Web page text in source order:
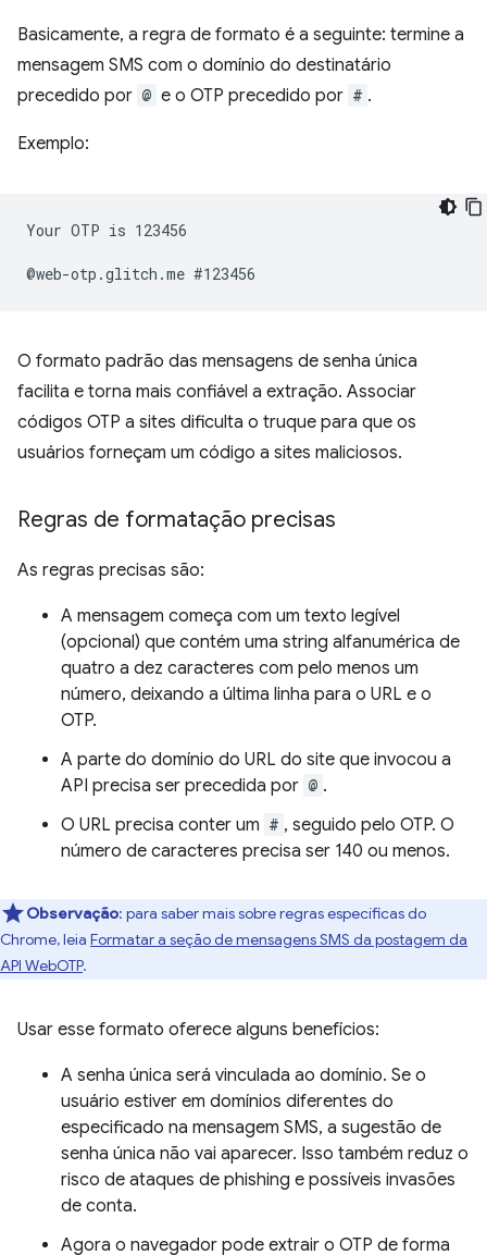
Basicamente, a regra de formato é a seguinte: termine a
mensagem SMS com o domínio do destinatário
precedido por @ e o OTP precedido por # .
Exemplo:
Your OTP is 123456
O formato padrão das mensagens de senha única
facilita e torna mais confiável a extração. Associar
códigos OTP a sites dificulta o truque para que os
usuários forneçam um código a sites maliciosos.
Regras de formatação precisas
As regras precisas são:
A mensagem começa com um texto legível
(opcional) que contém uma string alfanumérica de
quatro a dez caracteres com pelo menos um
número, deixando a última linha para o URL e o
OTP.
A parte do domínio do URL do site que invocou a
API precisa ser precedida por @ .
O URL precisa conter um # , seguido pelo OTP. O
número de caracteres precisa ser 140 ou menos.
Observação: para saber mais sobre regras específicas do
Chrome, leia Formatar a seção de mensagens SMS da postagem da
API WebOTP.
Usar esse formato oferece alguns benefícios:
A senha única será vinculada ao domínio. Se o
usuário estiver em domínios diferentes do
especificado na mensagem SMS, a sugestão de
senha única não vai aparecer. Isso também reduz o
risco de ataques de phishing e possíveis invasões
de conta.
Agora o navegador pode extrair o OTP de forma